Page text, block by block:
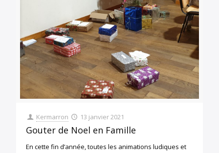
Kermarron 13 janvier 2021
Gouter de Noel en Famille
En cette fin d’année, toutes les animations ludiques et